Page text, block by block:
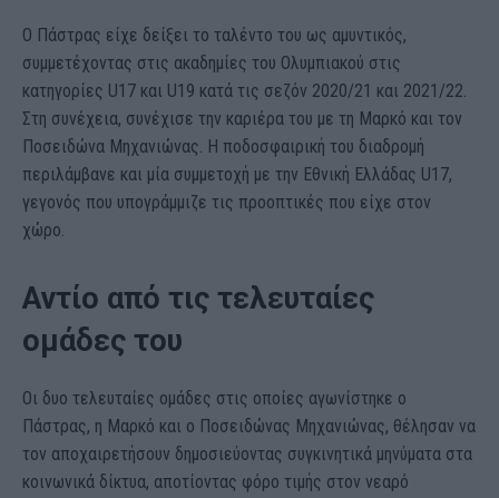
Ο Πάστρας είχε δείξει το ταλέντο του ως αμυντικός,
συμμετέχοντας στις ακαδημίες του Ολυμπιακού στις
κατηγορίες U17 και U19 κατά τις σεζόν 2020/21 και 2021/22.
Στη συνέχεια, συνέχισε την καριέρα του με τη Μαρκό και τον
Ποσειδώνα Μηχανιώνας. Η ποδοσφαιρική του διαδρομή
περιλάμβανε και μία συμμετοχή με την Εθνική Ελλάδας U17,
γεγονός που υπογράμμιζε τις προοπτικές που είχε στον
χώρο.
Αντίο από τις τελευταίες
ομάδες του
Οι δυο τελευταίες ομάδες στις οποίες αγωνίστηκε ο
Πάστρας, η Μαρκό και ο Ποσειδώνας Μηχανιώνας, θέλησαν να
τον αποχαιρετήσουν δημοσιεύοντας συγκινητικά μηνύματα στα
κοινωνικά δίκτυα, αποτίοντας φόρο τιμής στον νεαρό